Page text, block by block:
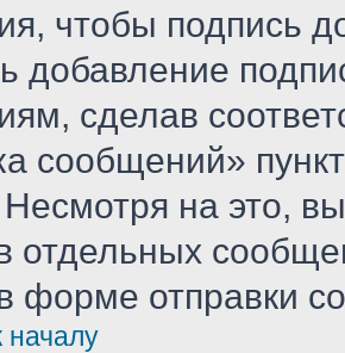
чтобы подпись
добавление
сделав
сообщений»
на это,
отдельных
форме отправки
началу